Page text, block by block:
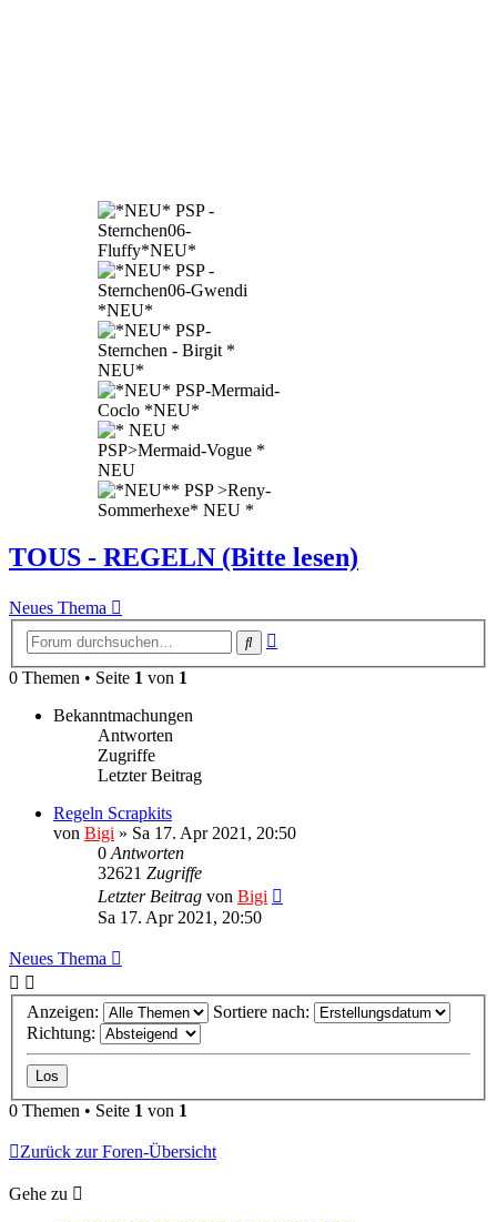
TOUS - REGELN (Bitte lesen)
Neues Thema
Suche
0 Themen • Seite 1 von 1
Bekanntmachungen
Antworten
Zugriffe
Letzter Beitrag
Regeln Scrapkits
von Bigi » Sa 17. Apr 2021, 20:50
0 Antworten
32621 Zugriffe
Letzter Beitrag von Bigi
Sa 17. Apr 2021, 20:50
Neues Thema
Anzeigen:
Sortiere nach:
Richtung:
0 Themen • Seite 1 von 1
Zurück zur Foren-Übersicht
Gehe zu